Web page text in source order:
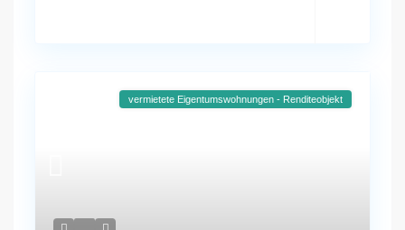
vermietete Eigentumswohnungen - Renditeobjekt